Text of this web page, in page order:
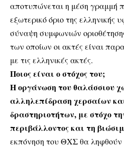
αποτυπώνεται η μέση γραμμή
εξωτερικό όριο της ελληνικής
σύναψη συμφωνιών
των οποίων οι ακτές είναι
με τις ελληνικές ακτές.
Ποιος είναι ο στόχος του;
Η οργάνωση του θαλάσσιου
αλληλεπίδραση χερσαίων
δραστηριοτήτων, με στόχο
περιβάλλοντος και τη
εκπόνηση του ΘΧΣ θα ληφθούν